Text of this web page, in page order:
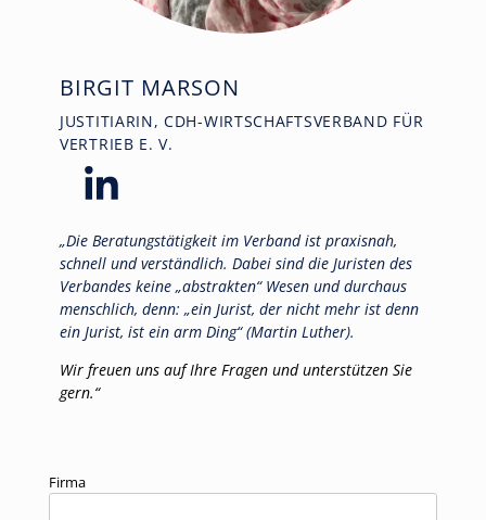
BIRGIT MARSON
JUSTITIARIN, CDH-WIRTSCHAFTSVERBAND FÜR
VERTRIEB E. V.
„Die Beratungstätigkeit im Verband ist praxisnah,
schnell und verständlich. Dabei sind die Juristen des
Verbandes keine „abstrakten“ Wesen und durchaus
menschlich, denn: „ein Jurist, der nicht mehr ist denn
ein Jurist, ist ein arm Ding“ (Martin Luther).
Wir freuen uns auf Ihre Fragen und unterstützen Sie
gern.“
Firma